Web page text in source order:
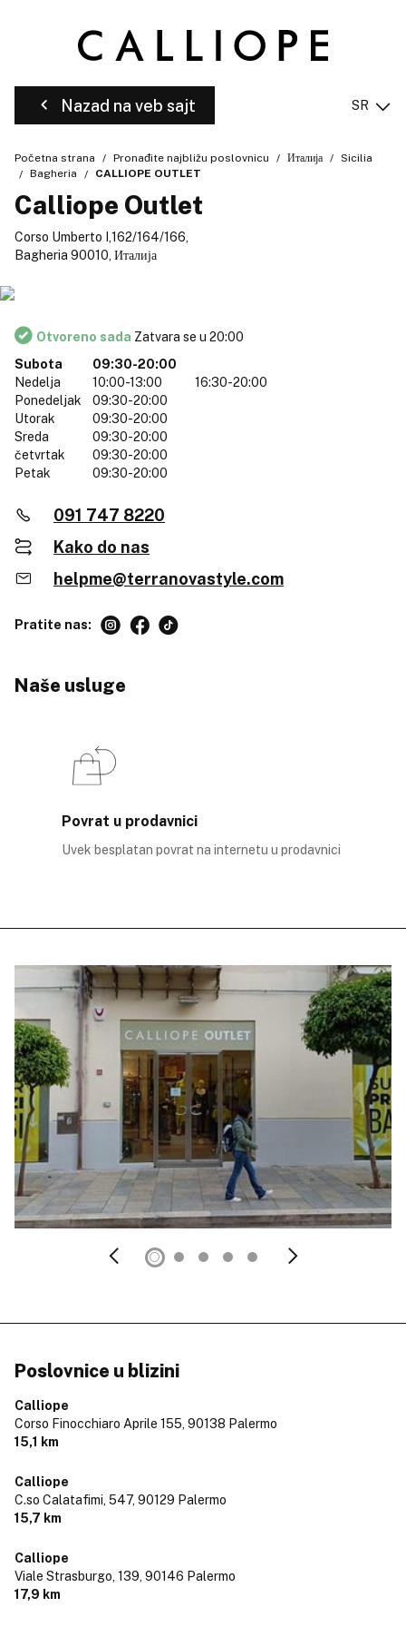
Nazad na veb sajt SR
Početna strana Pronađite najbližu poslovnicu Италија
Sicilia
Bagheria
CALLIOPE OUTLET
Calliope Outlet
Corso Umberto I,162/164/166,
Bagheria 90010, Италија
Otvoreno sada Zatvara se u 20:00
Subota
09:30-20:00
Nedelja
10:00-13:00
16:30-20:00
Ponedeljak
09:30-20:00
Utorak
09:30-20:00
Sreda
09:30-20:00
četvrtak
09:30-20:00
Petak
09:30-20:00
091 747 8220
Kako do nas
helpme@terranovastyle.com
Pratite nas:
Naše usluge
Povrat u prodavnici
Uvek besplatan povrat na internetu u prodavnici
Poslovnice u blizini
Calliope
Corso Finocchiaro Aprile 155, 90138 Palermo
15,1 km
Calliope
C.so Calatafimi, 547, 90129 Palermo
15,7 km
Calliope
Viale Strasburgo, 139, 90146 Palermo
17,9 km